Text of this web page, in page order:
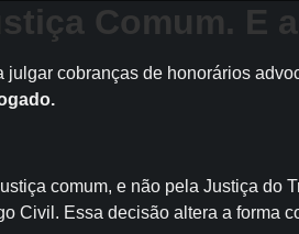
Comum. E
cobranças de honorários
comum, e não pela Justiça do
Civil. Essa decisão altera a forma